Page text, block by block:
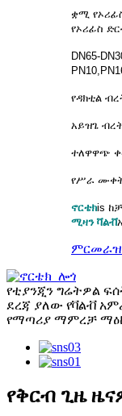
ቋሚ
የኦሪፊስ
DN65-
የዳክቲል
አይዝጌ
ተለዋዋጭ
የሥራ ሙቀት
ኖርቴክis
ሚዛን ቫልቭ
ምርመራ
የቲያንጂን ግሬትዎል
ደረጃ ያለው የቫልቭ
የማጣሪያ ማምረቻ
የቅርብ ጊዜ